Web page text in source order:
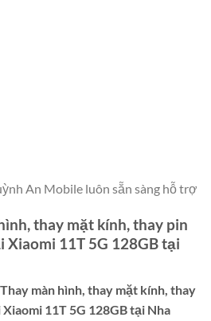
An Mobile luôn sẵn sàng hỗ trợ
thay mặt kính, thay pin
11T 5G 128GB tại
Thay màn hình, thay mặt kính, thay
11T 5G 128GB tại Nha